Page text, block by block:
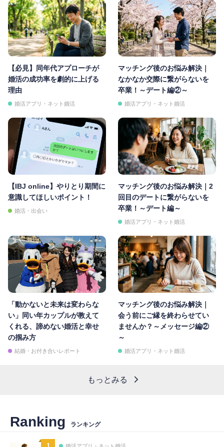
【必見】同年代アプローチが
婚活の成功率を劇的に上げる
理由
婚活アプリ・ネット婚活
マッチング後のお悩み解決｜
なかなか交際に繋がらないを
卒業！～デート編②～
婚活アプリ・ネット婚活
【IBJ online】やりとり期間に
意識してほしいポイント！
婚活・出会い
マッチング後のお悩み解決｜2
回目のデートに繋がらないを
卒業！～デート編～
婚活アプリ・ネット婚活
「動かないと未来は変わらな
い」同い年カップルが教えて
くれる、諦めない婚活と幸せ
の掴み方
結婚・お付き合いレポート
マッチング後のお悩み解決｜
会う前にご縁を終わらせてい
ませんか？～メッセージ編②
～
婚活アプリ・ネット婚活
もっとみる
Ranking ランキング